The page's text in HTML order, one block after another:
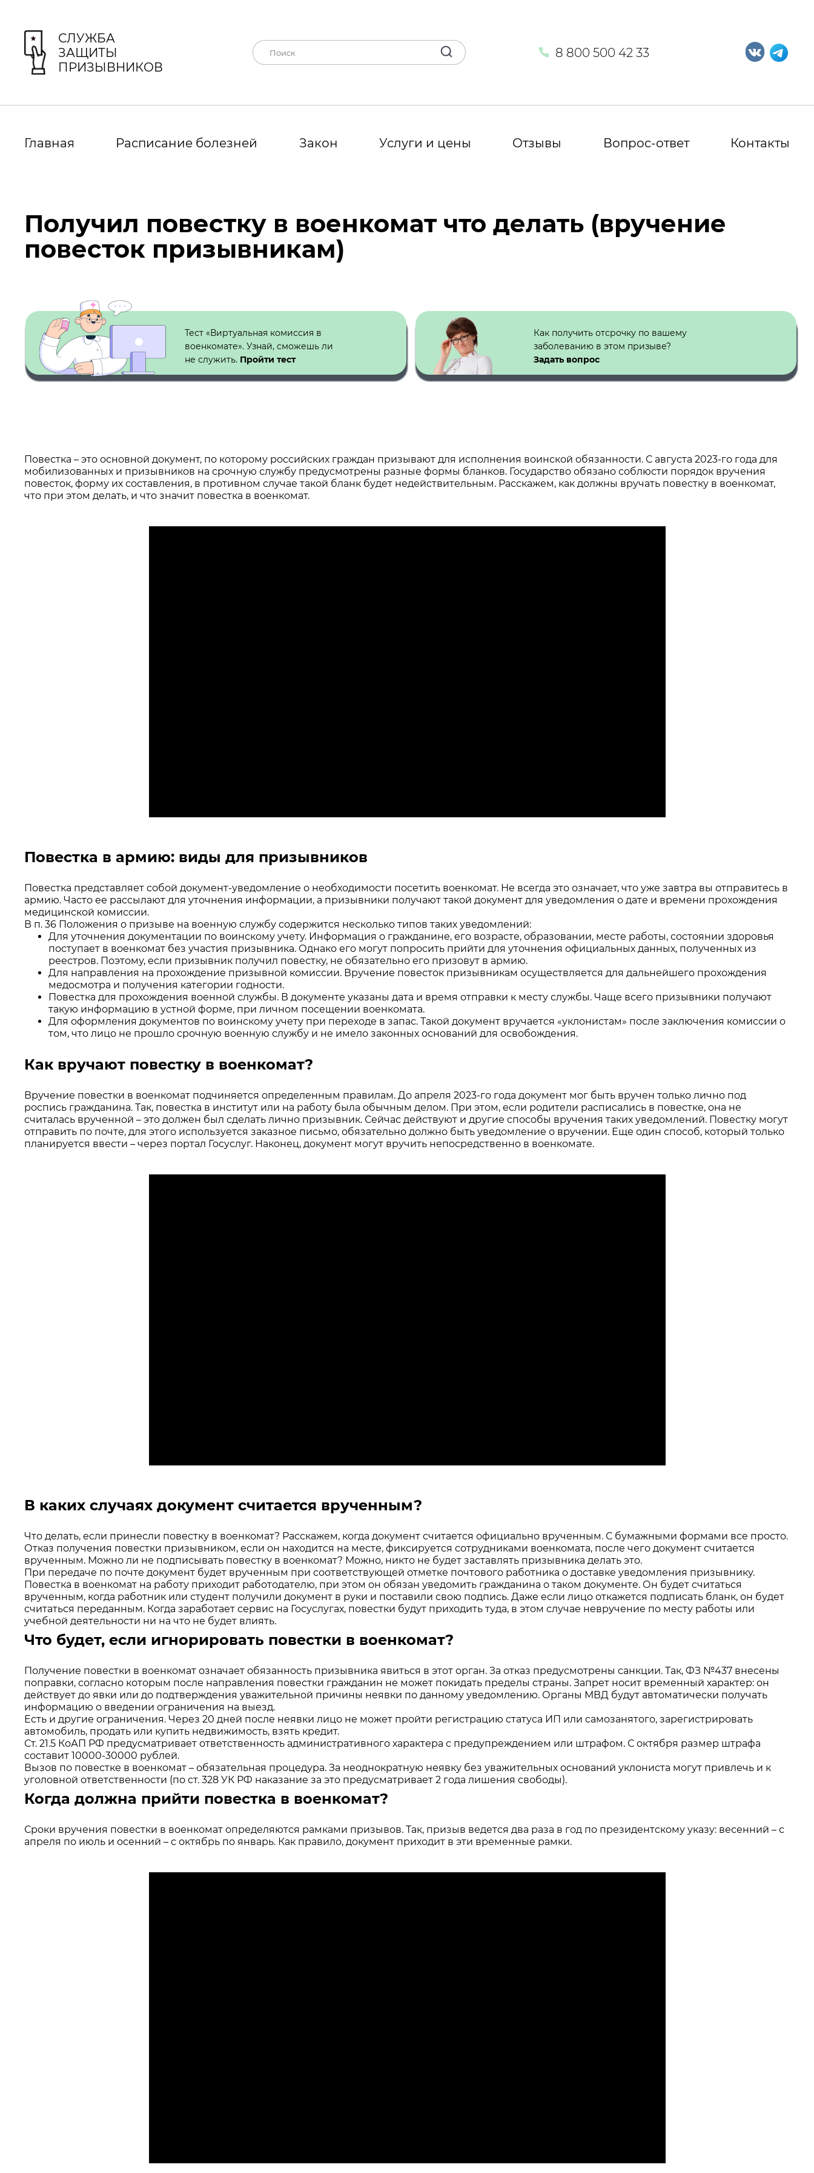
СЛУЖБА
ЗАЩИТЫ
ПРИЗЫВНИКОВ
8 800 500 42 33
Главная Расписание болезней Закон Услуги и цены Отзывы Вопрос-ответ Контакты
Получил повестку в военкомат что делать (вручение
повесток призывникам)
Кнопка №1
Тест «Виртуальная комиссия в
военкомате». Узнай, сможешь ли
не служить. Пройти тест
Как получить отсрочку по вашему
заболеванию в этом призыве?
Задать вопрос
Повестка – это основной документ, по которому российских граждан призывают для исполнения воинской обязанности. С августа 2023-го года для
мобилизованных и призывников на срочную службу предусмотрены разные формы бланков. Государство обязано соблюсти порядок вручения
повесток, форму их составления, в противном случае такой бланк будет недействительным. Расскажем, как должны вручать повестку в военкомат,
что при этом делать, и что значит повестка в военкомат.
Повестка в армию: виды для призывников
Повестка представляет собой документ-уведомление о необходимости посетить военкомат. Не всегда это означает, что уже завтра вы отправитесь в
армию. Часто ее рассылают для уточнения информации, а призывники получают такой документ для уведомления о дате и времени прохождения
медицинской комиссии.
В п. 36 Положения о призыве на военную службу содержится несколько типов таких уведомлений:
Для уточнения документации по воинскому учету. Информация о гражданине, его возрасте, образовании, месте работы, состоянии здоровья
поступает в военкомат без участия призывника. Однако его могут попросить прийти для уточнения официальных данных, полученных из
реестров. Поэтому, если призывник получил повестку, не обязательно его призовут в армию.
Для направления на прохождение призывной комиссии. Вручение повесток призывникам осуществляется для дальнейшего прохождения
медосмотра и получения категории годности.
Повестка для прохождения военной службы. В документе указаны дата и время отправки к месту службы. Чаще всего призывники получают
такую информацию в устной форме, при личном посещении военкомата.
Для оформления документов по воинскому учету при переходе в запас. Такой документ вручается «уклонистам» после заключения комиссии о
том, что лицо не прошло срочную военную службу и не имело законных оснований для освобождения.
Как вручают повестку в военкомат?
Вручение повестки в военкомат подчиняется определенным правилам. До апреля 2023-го года документ мог быть вручен только лично под
роспись гражданина. Так, повестка в институт или на работу была обычным делом. При этом, если родители расписались в повестке, она не
считалась врученной – это должен был сделать лично призывник. Сейчас действуют и другие способы вручения таких уведомлений. Повестку могут
отправить по почте, для этого используется заказное письмо, обязательно должно быть уведомление о вручении. Еще один способ, который только
планируется ввести – через портал Госуслуг. Наконец, документ могут вручить непосредственно в военкомате.
В каких случаях документ считается врученным?
Что делать, если принесли повестку в военкомат? Расскажем, когда документ считается официально врученным. С бумажными формами все просто.
Отказ получения повестки призывником, если он находится на месте, фиксируется сотрудниками военкомата, после чего документ считается
врученным. Можно ли не подписывать повестку в военкомат? Можно, никто не будет заставлять призывника делать это.
При передаче по почте документ будет врученным при соответствующей отметке почтового работника о доставке уведомления призывнику.
Повестка в военкомат на работу приходит работодателю, при этом он обязан уведомить гражданина о таком документе. Он будет считаться
врученным, когда работник или студент получили документ в руки и поставили свою подпись. Даже если лицо откажется подписать бланк, он будет
считаться переданным. Когда заработает сервис на Госуслугах, повестки будут приходить туда, в этом случае невручение по месту работы или
учебной деятельности ни на что не будет влиять.
Что будет, если игнорировать повестки в военкомат?
Получение повестки в военкомат означает обязанность призывника явиться в этот орган. За отказ предусмотрены санкции. Так, ФЗ №437 внесены
поправки, согласно которым после направления повестки гражданин не может покидать пределы страны. Запрет носит временный характер: он
действует до явки или до подтверждения уважительной причины неявки по данному уведомлению. Органы МВД будут автоматически получать
информацию о введении ограничения на выезд.
Есть и другие ограничения. Через 20 дней после неявки лицо не может пройти регистрацию статуса ИП или самозанятого, зарегистрировать
автомобиль, продать или купить недвижимость, взять кредит.
Ст. 21.5 КоАП РФ предусматривает ответственность административного характера с предупреждением или штрафом. С октября размер штрафа
составит 10000-30000 рублей.
Вызов по повестке в военкомат – обязательная процедура. За неоднократную неявку без уважительных оснований уклониста могут привлечь и к
уголовной ответственности (по ст. 328 УК РФ наказание за это предусматривает 2 года лишения свободы).
Когда должна прийти повестка в военкомат?
Сроки вручения повестки в военкомат определяются рамками призывов. Так, призыв ведется два раза в год по президентскому указу: весенний – с
апреля по июль и осенний – с октябрь по январь. Как правило, документ приходит в эти временные рамки.